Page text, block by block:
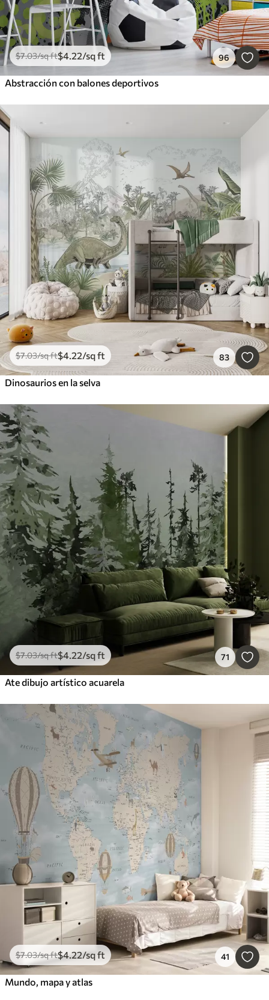
$7.03/sq ft$4.22/sq ft 96
Abstracción con balones deportivos
$7.03/sq ft$4.22/sq ft 83
Dinosaurios en la selva
$7.03/sq ft$4.22/sq ft 71
Ate dibujo artístico acuarela
$7.03/sq ft$4.22/sq ft 41
Mundo, mapa y atlas